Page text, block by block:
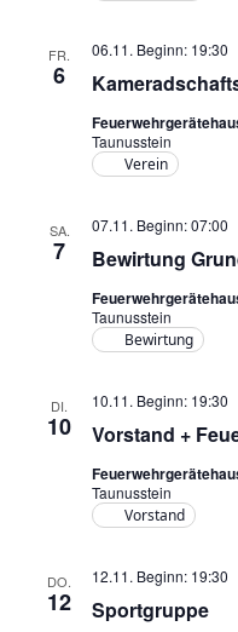
FR.
6
06.11. Beginn: 19:30
Taunusstein
Verein
SA.
7 Bewirtung
07.11. Beginn: 07:00
Taunusstein
Bewirtung
DI.
10 Vorstand +
10.11. Beginn: 19:30
Taunusstein
Vorstand
DO.
12 Sportgruppe
12.11. Beginn: 19:30